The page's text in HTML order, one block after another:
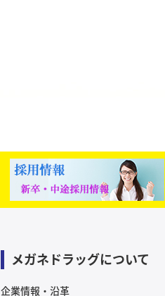
メガネドラッグについて
企業情報・沿革